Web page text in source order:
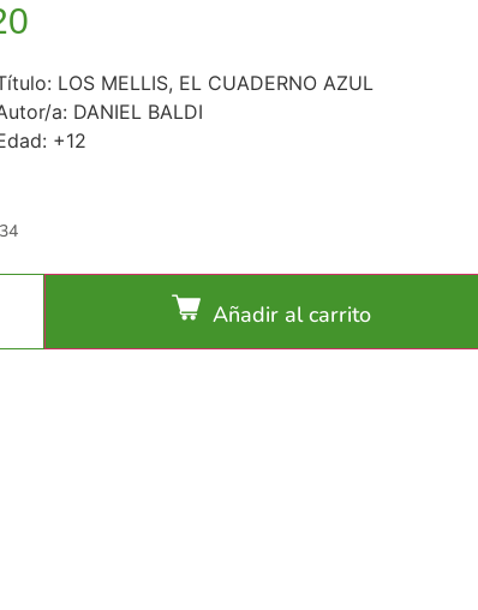
LOS MELLIS, EL CUADERNO AZUL
a: DANIEL BALDI
+12
Añadir al carrito